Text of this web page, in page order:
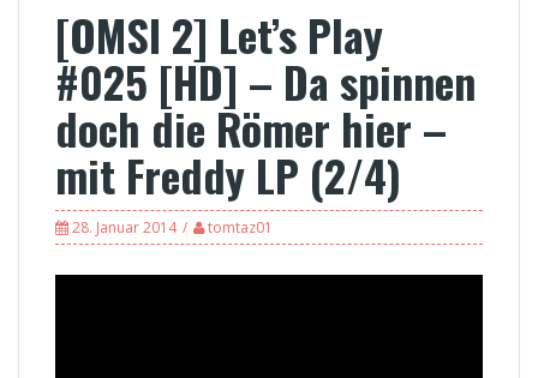
[OMSI 2] Let’s Play
#025 [HD] – Da spinnen
doch die Römer hier –
mit Freddy LP (2/4)
28. Januar 2014 tomtaz01